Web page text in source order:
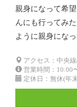
親身になって希
んにも行ってみ
ように親身にな
アクセス：中央
営業時間：10:00
定休日：無休(年